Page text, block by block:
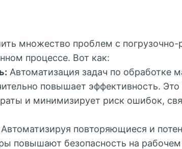
множество проблем с погрузочно-
процессе. Вот как:
Автоматизация задач по обработке
повышает эффективность. Это
и минимизирует риск ошибок,
Автоматизируя повторяющиеся и
повышают безопасность на